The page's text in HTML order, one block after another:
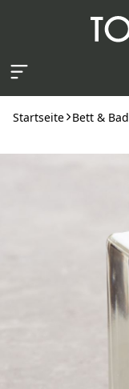
Startseite Bett & Bad